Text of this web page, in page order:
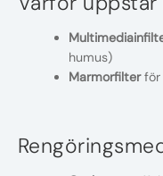
humus)
Marmorfilterför